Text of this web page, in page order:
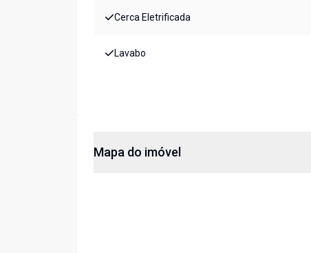
Cerca Eletrificada
Lavabo
Mapa do imóvel